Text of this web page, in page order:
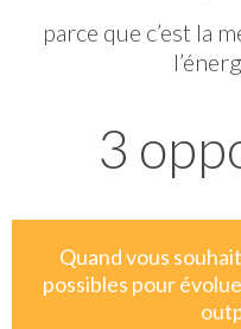
parce que c’est la
3
Quand vous
possibles pour